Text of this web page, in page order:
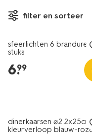
filter en sorteer
vegan
sfeerlichten 6
stuks
6.
99
dinerkaarsen ⌀2.2x25cm
kleurverloop blauw-